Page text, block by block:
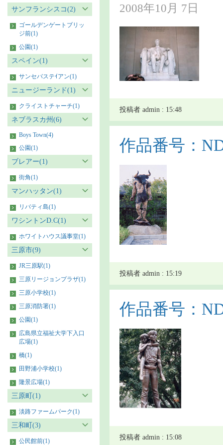
2008年10月 7日
投稿者 admin : 15:48
作品番号：
投稿者 admin : 15:19
作品番号：
投稿者 admin : 15:08
サンフランシスコ(2)
ゴールデンゲートブリッ
ジ前(1)
公園(1)
スペイン(1)
サンセバステｲアン(1)
ニュージーランド(1)
クライストチャーチ(1)
ネブラスカ州(6)
Boys Town(4)
公園(1)
ブレアー(1)
街角(1)
マンハッタン(1)
リバティ島(1)
ワシントンD.C(1)
ホワイトハウス議事堂(1)
三原市(9)
JR三原駅(1)
三原リージョンプラザ(1)
三原小学校(1)
三原消防署(1)
公園(1)
広島県立福祉大学下入口
広場(1)
橋(1)
田野浦小学校(1)
隆景広場(1)
三原町(1)
淡路ファームパーク(1)
三和町(3)
公民館前(1)